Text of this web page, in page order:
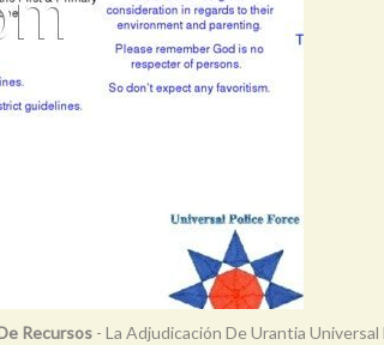
Recursos - La Adjudicación De Urantia